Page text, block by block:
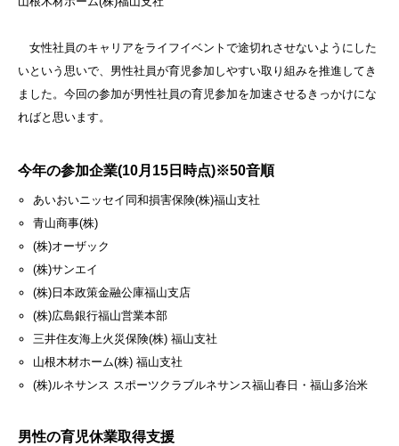
女性社員のキャリアをライフイベントで途切れさせないようにした
いという思いで、男性社員が育児参加しやすい取り組みを推進してき
ました。今回の参加が男性社員の育児参加を加速させるきっかけにな
ればと思います。
今年の参加企業(10月15日時点)※50音順
あいおいニッセイ同和損害保険(株)福山支社
青山商事(株)
(株)オーザック
(株)サンエイ
(株)日本政策金融公庫福山支店
(株)広島銀行福山営業本部
三井住友海上火災保険(株) 福山支社
山根木材ホーム(株) 福山支社
(株)ルネサンス スポーツクラブルネサンス福山春日・福山多治米
男性の育児休業取得支援